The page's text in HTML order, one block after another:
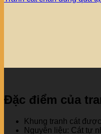
Đặc điểm của
Khung tranh cát
Nguyên liệu: Cát tự